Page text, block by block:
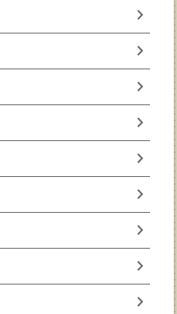
chevron_right
chevron_right
chevron_right
chevron_right
chevron_right
chevron_right
chevron_right
chevron_right
chevron_right